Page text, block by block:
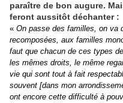
paraître de bon augure.
feront aussitôt déchanter :
« On passe des familles, on va
recomposées, aux familles
faut que chacun de ces types
les mêmes droits, le même
vie qui sont tout à fait
souvent [dans mon
ont encore cette difficulté à